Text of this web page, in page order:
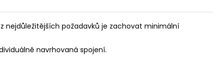
nejdůležitějších požadavků je zachovat minimální
navrhovaná spojení.